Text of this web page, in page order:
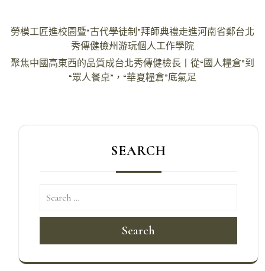
文
導
勞模工匠進校園暨“古代學徒制”拜師典禮走進河南省鄭台北
秀傳健檢州游玩個人工作學院
聚焦中國高東西的品質成台北秀傳健檢長丨從“國人糧倉”到
“眾人餐桌”，“華夏糧倉”底氣足
SEARCH
Search